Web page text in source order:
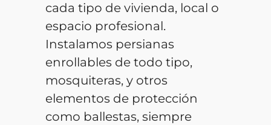
cada tipo de vivienda, local o
espacio profesional.
Instalamos persianas
enrollables de todo tipo,
mosquiteras, y otros
elementos de protección
como ballestas, siempre